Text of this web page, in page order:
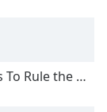
the World